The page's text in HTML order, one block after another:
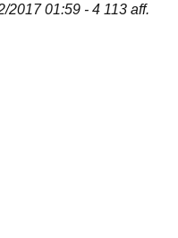
2017 01:59 - 4 113 aff.